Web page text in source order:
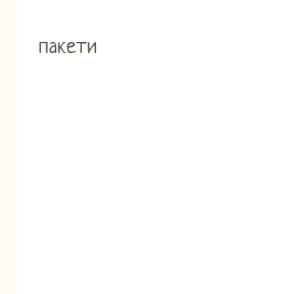
пакети